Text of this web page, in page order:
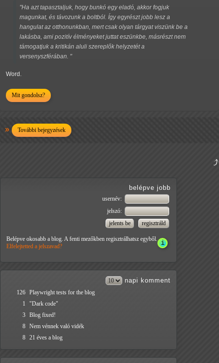
"Ha azt tapasztaljuk, hogy bunkó egy eladó, akkor fogjuk
magunkat, és távozunk a boltból. Így egyrészt jobb lesz a
hangulat az otthonunkban, mert csak olyan tárgyat viszünk be a
lakásba, ami pozitív élményeket juttat eszünkbe, másrészt nem
támogatjuk a kritikán aluli szereplők helyzetét a
versenyszférában. "
Word.
Mit gondolsz?
További bejegyzések
belépve jobb
usernév:
jelszó:
Belépve okosabb a blog. A fenti mezőkben regisztrálhatsz egyből.
Elfelejtetted a jelszavad?
napi komment
126 Playwright tests for the blog
1
"Dark code"
3 Blog fixed!
8 Nem vénnek való vidék
8 21 éves a blog